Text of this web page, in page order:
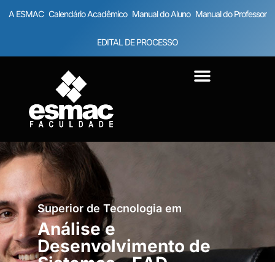
A ESMAC Calendário Acadêmico Manual do Aluno Manual do Professor
EDITAL DE PROCESSO
Superior de Tecnologia em
Análise e
Desenvolvimento de